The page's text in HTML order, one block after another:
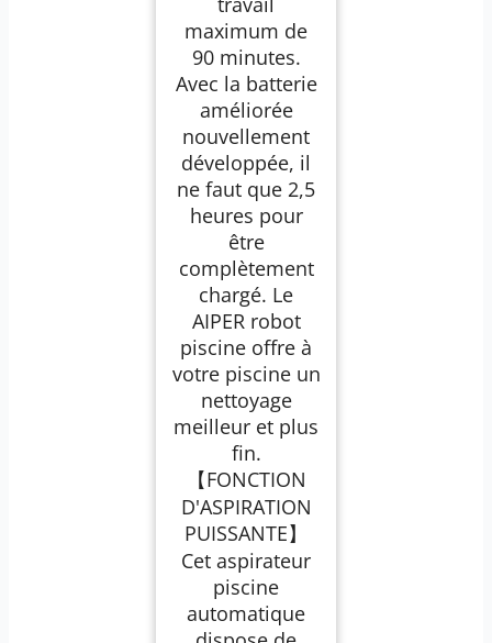
maximum de
90 minutes.
Avec la batterie
améliorée
nouvellement
développée, il
ne faut que 2,5
heures pour
être
complètement
chargé. Le
AIPER robot
piscine offre à
votre piscine un
nettoyage
meilleur et plus
fin.
【FONCTION
D'ASPIRATION
PUISSANTE】
Cet aspirateur
piscine
automatique